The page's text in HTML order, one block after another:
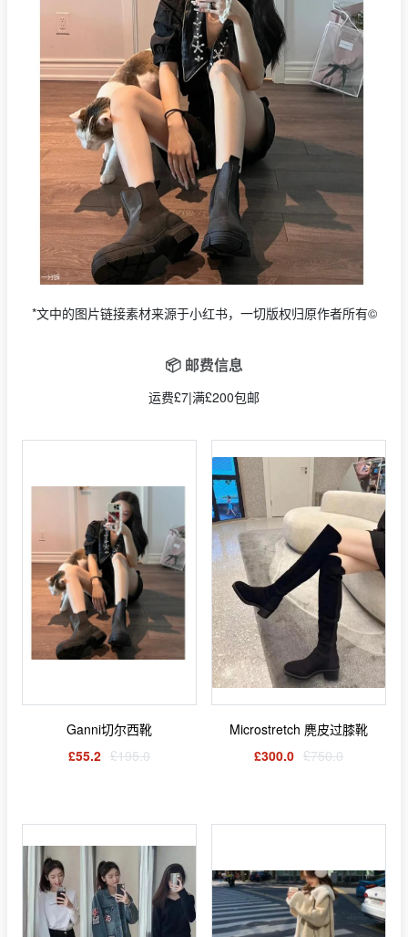
*文中的图片链接素材来源于小红书，一切版权归原作者所有©
📦 邮费信息
运费£7|满£200包邮
Ganni切尔西靴
£55.2 £195.0
Microstretch 麂皮过膝靴
£300.0 £750.0